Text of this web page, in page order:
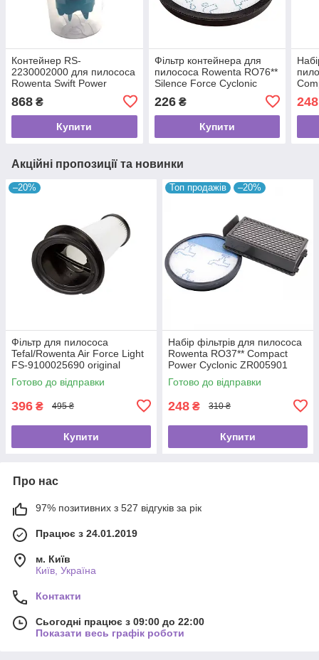
Контейнер RS-
2230002000 для пилососа
Rowenta Swift Power
868 ₴
Купити
Фільтр контейнера для
пилососа Rowenta RO76**
Silence Force Cyclonic
226₴
Купити
248
Акційні пропозиції та новинки
–20%
Фільтр для пилососа
Tefal/Rowenta Air Force Light
FS-9100025690 original
Готово до відправки
396 ₴ 495 ₴
Купити
Топ продажів –20%
Набір фільтрів для пилососа
Rowenta RO37** Compact
Power Cyclonic ZR005901
Готово до відправки
248 ₴ 310 ₴
Купити
Про нас
97% позитивних з 527 відгуків за рік
Працює з 24.01.2019
м. Київ
Київ, Україна
Контакти
Сьогодні працює з 09:00 до 22:00
Показати весь графік роботи